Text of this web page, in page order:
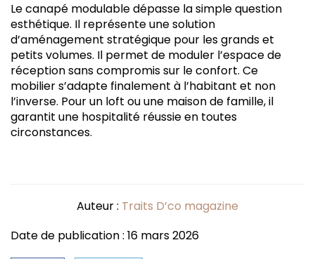
Le canapé modulable dépasse la simple question
esthétique. Il représente une solution
d’aménagement stratégique pour les grands et
petits volumes. Il permet de moduler l’espace de
réception sans compromis sur le confort. Ce
mobilier s’adapte finalement à l’habitant et non
l’inverse. Pour un loft ou une maison de famille, il
garantit une hospitalité réussie en toutes
circonstances.
Auteur : Traits D’co magazine
Date de publication : 16 mars 2026